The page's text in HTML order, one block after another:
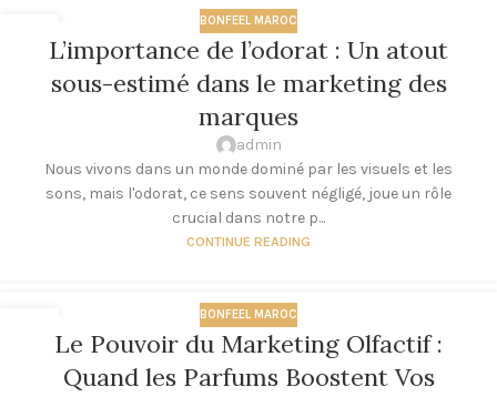
BONFEEL MAROC
L’importance de l’odorat : Un atout
sous-estimé dans le marketing des
marques
admin
Nous vivons dans un monde dominé par les visuels et les
sons, mais l'odorat, ce sens souvent négligé, joue un rôle
crucial dans notre p...
CONTINUE READING
BONFEEL MAROC
Le Pouvoir du Marketing Olfactif :
Quand les Parfums Boostent Vos